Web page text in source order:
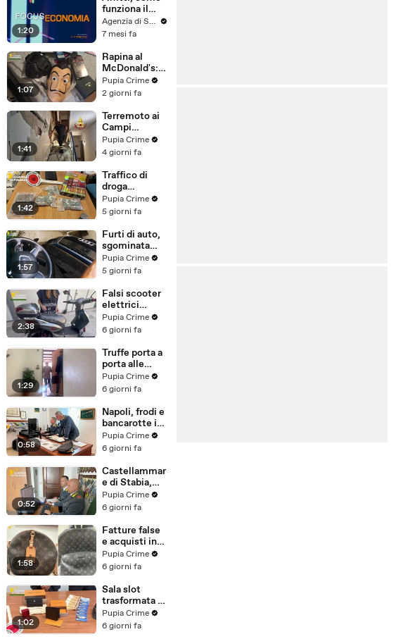
1:20
funziona il
canone
concordato
Agenzia di Stampa ITALPRESS
7 mesi fa
1:07
Rapina al
McDonald's:
cinque arresti,
due indagati
spaccio di
droga
(03.08.26)
Pupia Crime
2 giorni fa
1:41
Terremoto ai
Campi
Flegrei: 250
sfollati e 21
residenti
chiedono
certezze sul
futuro
(01.08.26)
Pupia Crime
4 giorni fa
1:42
Traffico di
droga
"ispirato" da
serie tv e trap:
(31.07.26)
Pupia Crime
5 giorni fa
1:57
Furti di auto,
sgominata
banda
specializzata:
(31.07.26)
Pupia Crime
5 giorni fa
2:38
Falsi scooter
elettrici
venduti come
e-bike:
5 milioni
(30.07.26)
Pupia Crime
6 giorni fa
1:29
Truffe porta a
porta alle
anziane: in 6 a
processo,
vittime in
tutta Italia
(30.07.26)
Pupia Crime
6 giorni fa
0:58
Napoli, frodi e
bancarotte in
commercio
vini:
7,8 milioni
(30.07.26)
Pupia Crime
6 giorni fa
0:52
Castellammar
e di Stabia,
evasione
fiscale:
beni per 1,6
milioni ad un
consorzio
navale
(29.07.26)
Pupia Crime
6 giorni fa
1:58
Fatture false
e acquisti in
nero, blitz
contro rete di
cinesi
sequestri per
8,5 milioni
(29.07.26)
Pupia Crime
6 giorni fa
1:02
Sala slot
trasformata in
"bancomat":
sequestrati
Pupia Crime
6 giorni fa